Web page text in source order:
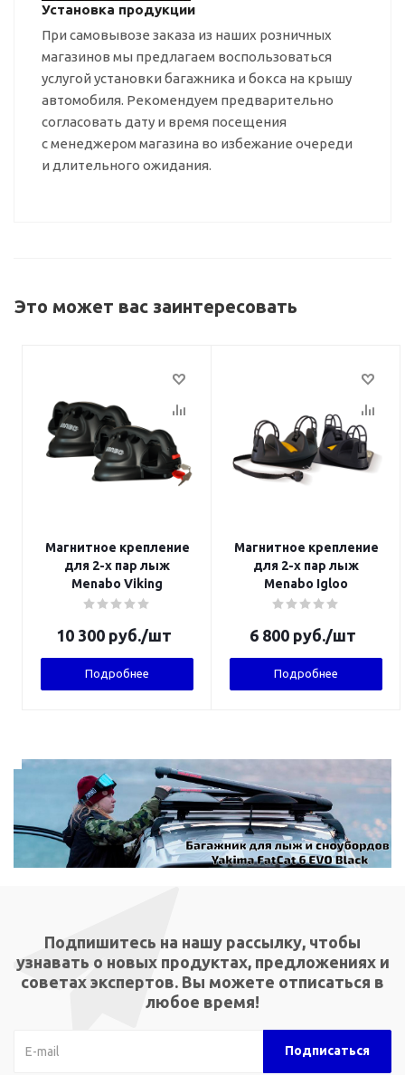
Установка продукции
При самовывозе заказа из наших розничных
магазинов мы предлагаем воспользоваться
услугой установки багажника и бокса на крышу
автомобиля. Рекомендуем предварительно
согласовать дату и время посещения
с менеджером магазина во избежание очереди
и длительного ожидания.
Это может вас заинтересовать
Магнитное крепление
для 2-х пар лыж
Menabo Viking
10 300 руб./шт
Подробнее
Магнитное крепление
для 2-х пар лыж
Menabo Igloo
6 800 руб./шт
Подробнее
Подпишитесь на нашу рассылку, чтобы
узнавать о новых продуктах, предложениях и
советах экспертов. Вы можете отписаться в
любое время!